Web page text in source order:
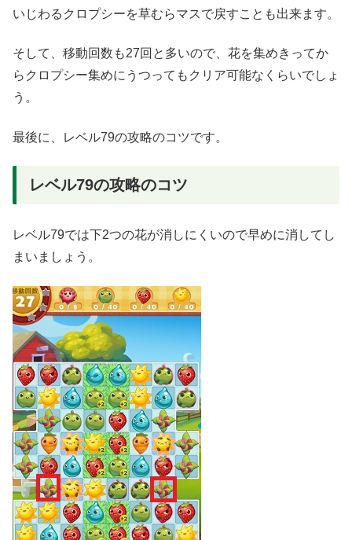
いじわるクロプシーを草むらマスで戻すことも出来ます。
そして、移動回数も27回と多いので、花を集めきってか
らクロプシー集めにうつってもクリア可能なくらいでしょ
う。
最後に、レベル79の攻略のコツです。
レベル79の攻略のコツ
レベル79では下2つの花が消しにくいので早めに消してし
まいましょう。